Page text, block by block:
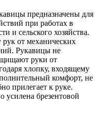
предназначены для
при работах в
и сельского хозяйства.
от механических
Рукавицы не
руки от
хлопку, входящему
комфорт, не
прилегает к руке.
усилена брезентовой